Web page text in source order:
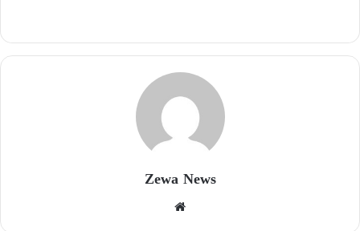
Zewa News